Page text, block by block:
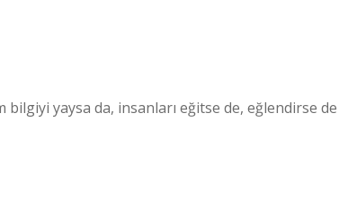
yaysa da, insanları eğitse de, eğlendirse de